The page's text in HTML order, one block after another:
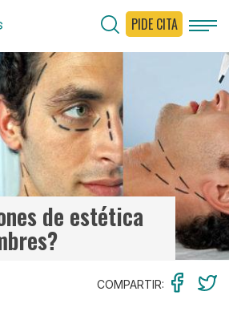
PIDE CITA
de estética
COMPARTIR: